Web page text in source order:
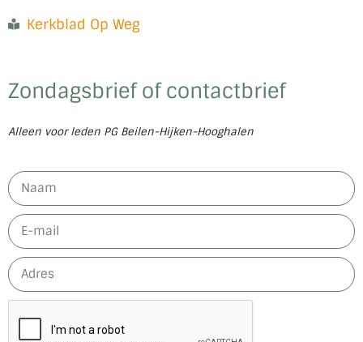
Kerkblad Op Weg
Zondagsbrief of contactbrief
Alleen voor leden PG Beilen-Hijken-Hooghalen